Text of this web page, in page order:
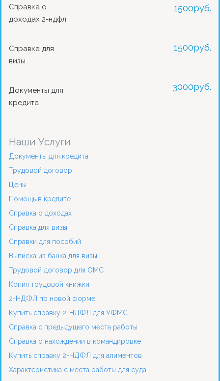
Справка о
доходах 2-ндфл
Справка для
визы
Документы для
кредита
1500руб.
1500руб.
3000руб.
Наши Услуги
Документы для кредита
Трудовой договор
Цены
Помощь в кредите
Справка о доходах
Справка для визы
Справки для пособий
Выписка из банка для визы
Трудовой договор для ОМС
Копия трудовой книжки
2-НДФЛ по новой форме
Купить справку 2-НДФЛ для УФМС
Справка с предыдущего места работы
Справка о нахождении в командировке
Купить справку 2-НДФЛ для алиментов
Характеристика с места работы для суда